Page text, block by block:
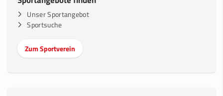
Unser Sportangebot
Sportsuche
Zum Sportverein